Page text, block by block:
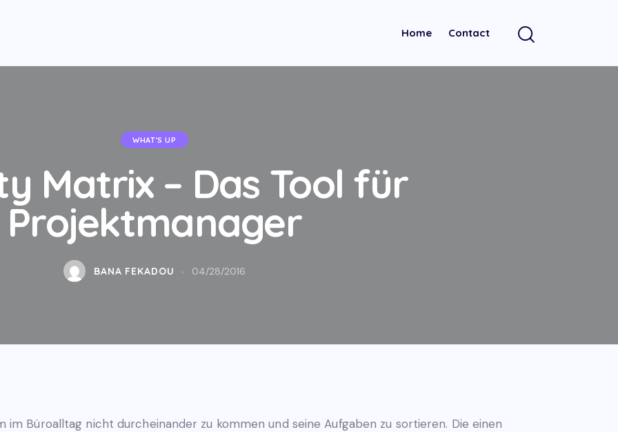
Home Contact
WHAT'S UP
Matrix – Das Tool für
Projektmanager
BANA FEKADOU 04/28/2016
im Büroalltag nicht durcheinander zu kommen und seine Aufgaben zu sortieren. Die einen